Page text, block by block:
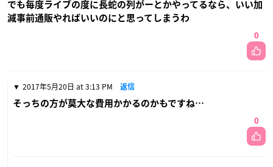
でも毎度ライブの度に長蛇の列がーとかやってるなら、いい加
減事前通販やればいいのにと思ってしまうわ
0
2017年5月20日 at 3:13 PM 返信
そっちの方が莫大な費用かかるのかもですね…
0